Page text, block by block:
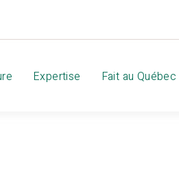
Expertise Fait au Québec